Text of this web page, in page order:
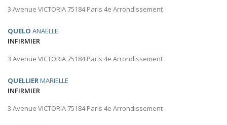
3 Avenue VICTORIA 75184 Paris 4e Arrondissement
QUELO ANAELLE
INFIRMIER
3 Avenue VICTORIA 75184 Paris 4e Arrondissement
QUELLIERMARIELLE
INFIRMIER
3 Avenue VICTORIA 75184 Paris 4e Arrondissement